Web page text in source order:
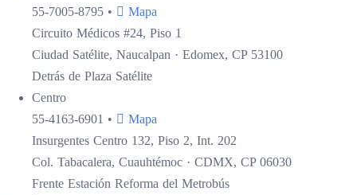
55-7005-8795 •
Mapa
Circuito Médicos #24, Piso 1
Ciudad Satélite, Naucalpan · Edomex, CP 53100
Detrás de Plaza Satélite
Centro
55-4163-6901 •
Mapa
Insurgentes Centro 132, Piso 2, Int. 202
Col. Tabacalera, Cuauhtémoc · CDMX, CP 06030
Frente Estación Reforma del Metrobús